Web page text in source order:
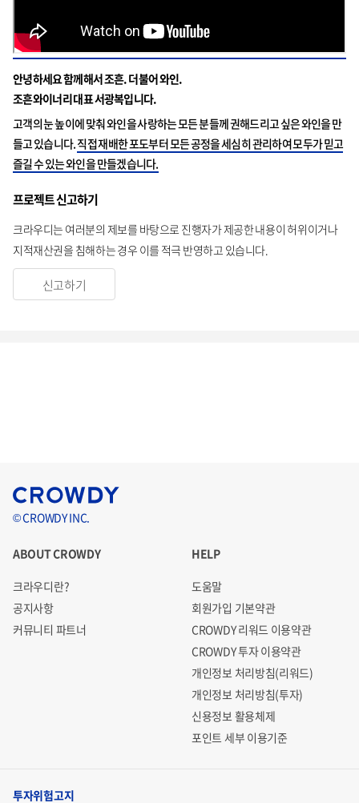
안녕하세요 함께해서 조흔. 더불어 와인.
조흔와이너리 대표 서광복입니다.
고객의 눈 높이에 맞춰 와인을 사랑하는 모든 분들께 권해드리고 싶은 와인을 만
들고 있습니다.직접 재배한 포도부터 모든 공정을 세심히 관리하여 모두가 믿고
즐길 수 있는 와인을 만들겠습니다.
프로젝트 신고하기
크라우디는 여러분의 제보를 바탕으로 진행자가 제공한 내용이 허위이거나
지적재산권을 침해하는 경우 이를 적극 반영하고 있습니다.
신고하기
© CROWDY INC.
ABOUT CROWDY
크라우디란?
공지사항
커뮤니티 파트너
HELP
도움말
회원가입 기본약관
CROWDY 리워드 이용약관
CROWDY 투자 이용약관
개인정보 처리방침(리워드)
개인정보 처리방침(투자)
신용정보 활용체제
포인트 세부 이용기준
투자위험고지